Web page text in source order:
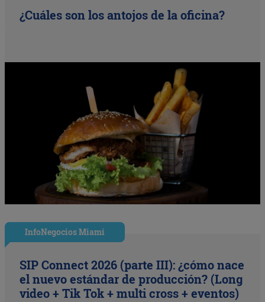
¿Cuáles son los antojos de la oficina?
InfoNegocios Miami
SIP Connect 2026 (parte III): ¿cómo nace
el nuevo estándar de producción? (Long
video + Tik Tok + multi cross + eventos)